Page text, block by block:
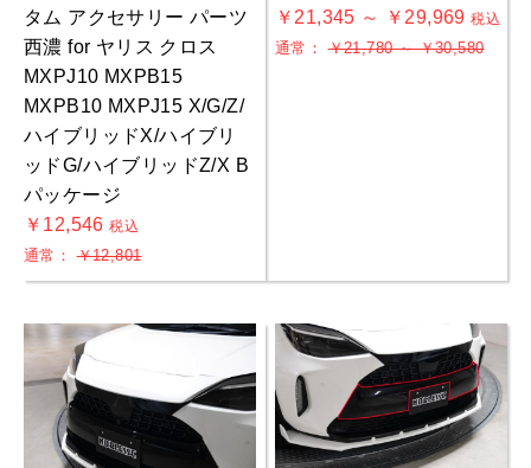
タム アクセサリー パーツ
西濃 for ヤリス クロス
MXPJ10 MXPB15
MXPB10 MXPJ15 X/G/Z/
ハイブリッドX/ハイブリ
ッドG/ハイブリッドZ/X B
パッケージ
￥12,546税込
通常：￥12,801
￥21,345 ～ ￥29,969税込
通常：￥21,780 ～ ￥30,580